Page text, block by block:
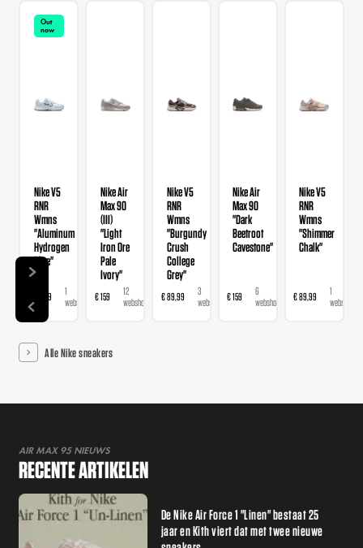
Out
now
Nike V5
RNR
Wmns
"Aluminum
Hydrogen
Blue"
€ 89,99
1
webshop
Nike Air
Max 90
(III)
"Light
Iron Ore
Pale
Ivory"
€ 159
12
webshops
Nike V5
RNR
Wmns
"Burgundy
Crush
College
Grey"
€ 89,99
3
webshops
Nike Air
Max 90
"Dark
Beetroot
Cavestone"
€ 159
6
webshops
Nike V5
RNR
Wmns
"Shimmer
Chalk"
€ 89,99
1
webshop
Alle Nike sneakers
AIR MAX 95 NIEUWS
RECENTE ARTIKELEN
De Nike Air Force 1 "Linen" bestaat 25
jaar en Kith viert dat met twee nieuwe